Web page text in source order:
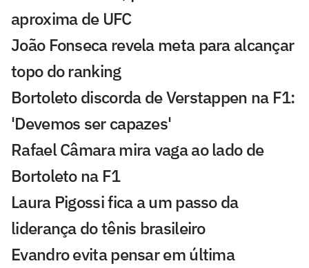
aproxima de UFC
João Fonseca revela meta para alcançar
topo do ranking
Bortoleto discorda de Verstappen na F1:
'Devemos ser capazes'
Rafael Câmara mira vaga ao lado de
Bortoleto na F1
Laura Pigossi fica a um passo da
liderança do tênis brasileiro
Evandro evita pensar em última